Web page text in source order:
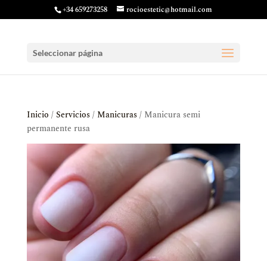
+34 659273258 rocioestetic@hotmail.com
Seleccionar página
Inicio /Servicios/ Manicuras/ Manicura semi
permanente rusa